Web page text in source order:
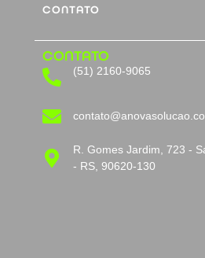
CONTATO
CONTATO
(51) 2160-9065
R. Gomes Jardim, 723 -
- RS, 90620-130